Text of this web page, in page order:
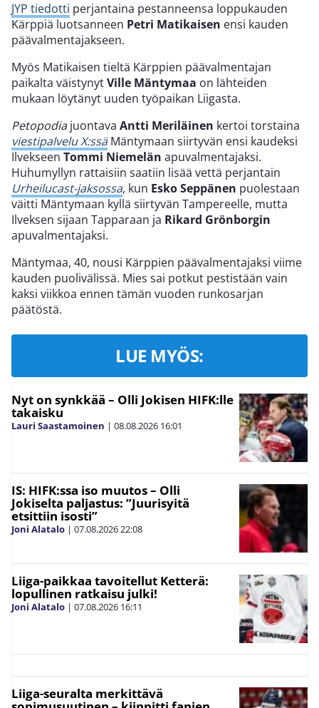
JYP tiedotti perjantaina pestanneensa loppukauden
Kärppiä luotsanneen Petri Matikaisen ensi kauden
päävalmentajakseen.
Myös Matikaisen tieltä Kärppien päävalmentajan
paikalta väistynytVille Mäntymaa on lähteiden
mukaan löytänyt uuden työpaikan Liigasta.
Petopodiajuontava Antti Meriläinen kertoi torstaina
viestipalvelu X:ssäMäntymaan siirtyvän ensi kaudeksi
Ilvekseen Tommi Niemelän apuvalmentajaksi.
Huhumyllyn rattaisiin saatiin lisää vettä perjantain
Urheilucast-jaksossa, kun Esko Seppänen puolestaan
väitti Mäntymaan kyllä siirtyvän Tampereelle, mutta
Ilveksen sijaan Tapparaan ja Rikard Grönborgin
apuvalmentajaksi.
Mäntymaa, 40, nousi Kärppien päävalmentajaksi viime
kauden puolivälissä. Mies sai potkut pestistään vain
kaksi viikkoa ennen tämän vuoden runkosarjan
päätöstä.
LUE MYÖS:
Nyt on synkkää – Olli Jokisen HIFK:lle
takaisku
Lauri Saastamoinen | 08.08.2026 16:01
IS: HIFK:ssa iso muutos – Olli
Jokiselta paljastus: ”Juurisyitä
etsittiin isosti”
Joni Alatalo | 07.08.202622:08
Liiga-paikkaa tavoitellut Ketterä:
lopullinen ratkaisu julki!
Joni Alatalo | 07.08.2026 16:11
Liiga-seuralta merkittävä